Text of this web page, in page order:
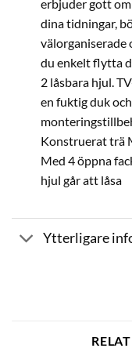
erbjuder gott
dina tidningar,
välorganiserade
du enkelt flytta
2 låsbara hjul.
en fuktig duk
Konstruerat trä
Med 4 öppna
hjul går att låsa
Ytterligare